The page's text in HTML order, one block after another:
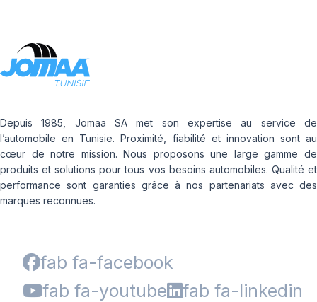
Depuis 1985, Jomaa SA met son expertise au service de
l’automobile en Tunisie. Proximité, fiabilité et innovation sont au
cœur de notre mission. Nous proposons une large gamme de
produits et solutions pour tous vos besoins automobiles. Qualité et
performance sont garanties grâce à nos partenariats avec des
marques reconnues.
fab fa-facebook
fab fa-youtube
fab fa-linkedin